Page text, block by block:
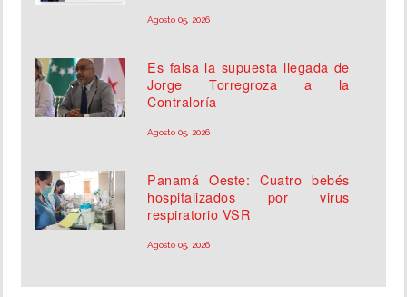
Agosto 05, 2026
Es falsa la supuesta llegada de
Jorge Torregroza a la
Contraloría
Agosto 05, 2026
Panamá Oeste: Cuatro bebés
hospitalizados por virus
respiratorio VSR
Agosto 05, 2026